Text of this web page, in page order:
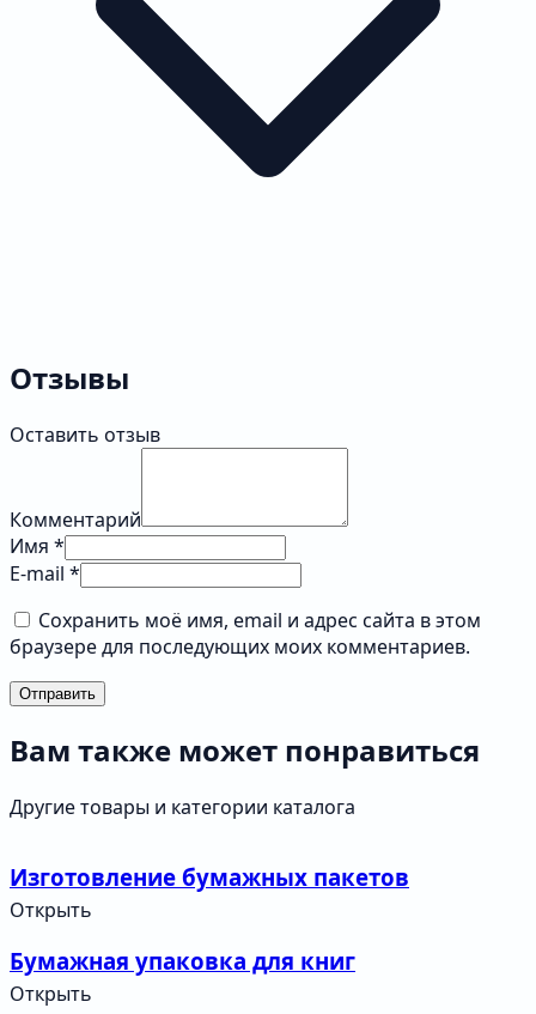
Отзывы
Оставить отзыв
Комментарий
Имя *
E-mail *
Сохранить моё имя, email и адрес сайта в этом
браузере для последующих моих комментариев.
Отправить
Вам также может понравиться
Другие товары и категории каталога
Изготовление бумажных пакетов
Открыть
Бумажная упаковка для книг
Открыть